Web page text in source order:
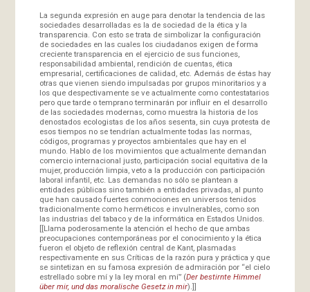
La segunda expresión en auge para denotar la tendencia de las
sociedades desarrolladas es la de sociedad de la ética y la
transparencia. Con esto se trata de simbolizar la configuración
de sociedades en las cuales los ciudadanos exigen de forma
creciente transparencia en el ejercicio de sus funciones,
responsabilidad ambiental, rendición de cuentas, ética
empresarial, certificaciones de calidad, etc. Además de éstas hay
otras que vienen siendo impulsadas por grupos minoritarios y a
los que despectivamente se ve actualmente como contestatarios
pero que tarde o temprano terminarán por influir en el desarrollo
de las sociedades modernas, como muestra la historia de los
denostados ecologistas de los años sesenta, sin cuya protesta de
esos tiempos no se tendrían actualmente todas las normas,
códigos, programas y proyectos ambientales que hay en el
mundo. Hablo de los movimientos que actualmente demandan
comercio internacional justo, participación social equitativa de la
mujer, producción limpia, veto a la producción con participación
laboral infantil, etc. Las demandas no sólo se plantean a
entidades públicas sino también a entidades privadas, al punto
que han causado fuertes conmociones en universos tenidos
tradicionalmente como herméticos e invulnerables, como son
las industrias del tabaco y de la informática en Estados Unidos.
[[Llama poderosamente la atención el hecho de que ambas
preocupaciones contemporáneas por el conocimiento y la ética
fueron el objeto de reflexión central de Kant, plasmadas
respectivamente en sus Críticas de la razón pura y práctica y que
se sintetizan en su famosa expresión de admiración por “el cielo
estrellado sobre mí y la ley moral en mí” (Der bestirnte Himmel
über mir, und das moralische Gesetz in mir).]]